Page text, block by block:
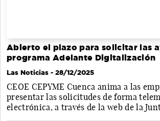
Abierto el plazo para solicitar las
programa Adelante Digitalización
Las Noticias - 28/12/2025
CEOE CEPYME Cuenca anima a las
presentar las solicitudes de forma
electrónica, a través de la web de la